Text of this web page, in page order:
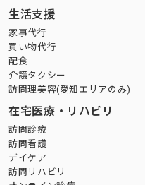
生活支援
家事代行
買い物代行
配食
介護タクシー
訪問理美容(愛知エリアのみ)
在宅医療・リハビリ
訪問診療
訪問看護
デイケア
訪問リハビリ